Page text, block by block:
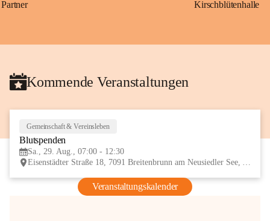
Partner Kirschblütenhalle
Kommende Veranstaltungen
Gemeinschaft & Vereinsleben
Blutspenden
Sa., 29. Aug., 07:00 - 12:30
Eisenstädter Straße 18, 7091 Breitenbrunn am Neusiedler See, AUT
Veranstaltungskalender